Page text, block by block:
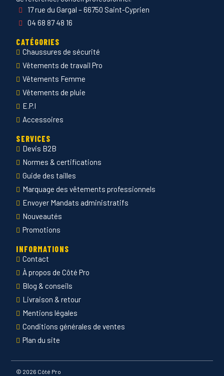
17 rue du Gargal – 66750 Saint-Cyprien
04 68 87 48 16
CATÉGORIES
Chaussures de sécurité
Vêtements de travail Pro
Vêtements Femme
Vêtements de pluie
E.P.I
Accessoires
SERVICES
Devis B2B
Normes & certifications
Guide des tailles
Marquage des vêtements professionnels
Envoyer Mandats administratifs
Nouveautés
Promotions
INFORMATIONS
Contact
À propos de Côté Pro
Blog & conseils
Livraison & retour
Mentions légales
Conditions générales de ventes
Plan du site
© 2026 Côté Pro